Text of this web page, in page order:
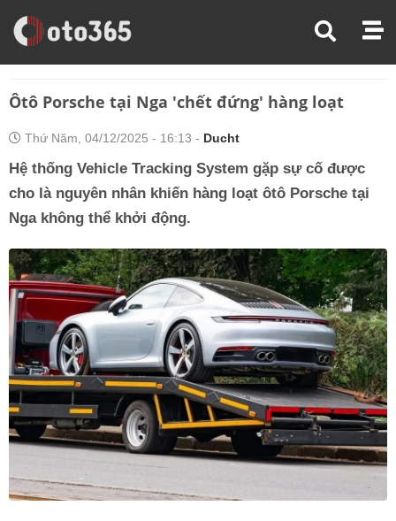
Trang Chủ
Tin Xe
Ôtô Porsche tại Nga 'chết đứng' hàng loạt
Thứ Năm, 04/12/2025 - 16:13 - Ducht
Hệ thống Vehicle Tracking System gặp sự cố được
cho là nguyên nhân khiến hàng loạt ôtô Porsche tại
Nga không thể khởi động.